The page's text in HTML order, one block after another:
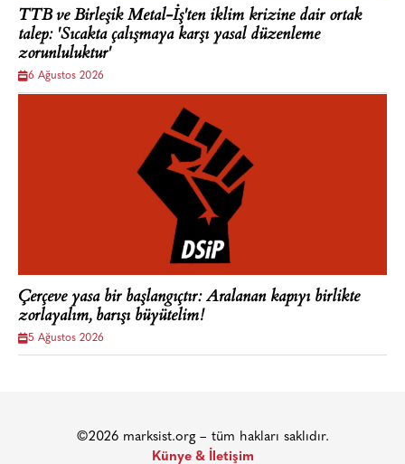
TTB ve Birleşik Metal-İş'ten iklim krizine dair ortak
talep: 'Sıcakta çalışmaya karşı yasal düzenleme
zorunluluktur'
6 Ağustos 2026
Çerçeve yasa bir başlangıçtır: Aralanan kapıyı birlikte
zorlayalım, barışı büyütelim!
5 Ağustos 2026
©2026 marksist.org – tüm hakları saklıdır.
Künye & İletişim